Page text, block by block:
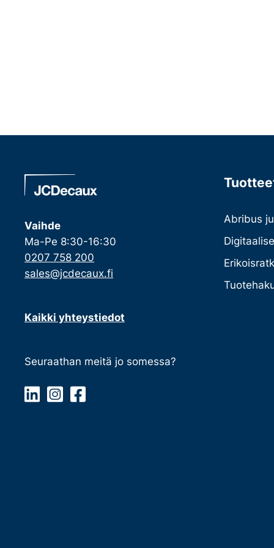
Vaihde
Ma-Pe 8:30-16:30
0207 758 200
sales@jcdecaux.fi
Kaikki yhteystiedot
Seuraathan meitä jo somessa?
Abribus